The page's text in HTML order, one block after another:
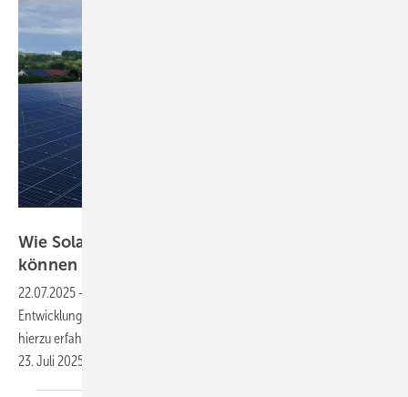
Wie Solarprojekte effizient entwickelt werden
können
22.07.2025 -
Entwicklung von Solarprojekten und minimieren Datenfehler. Mehr
hierzu erfahren Sie beim Webinar von photovoltaik und PVcase am
23. Juli 2025.